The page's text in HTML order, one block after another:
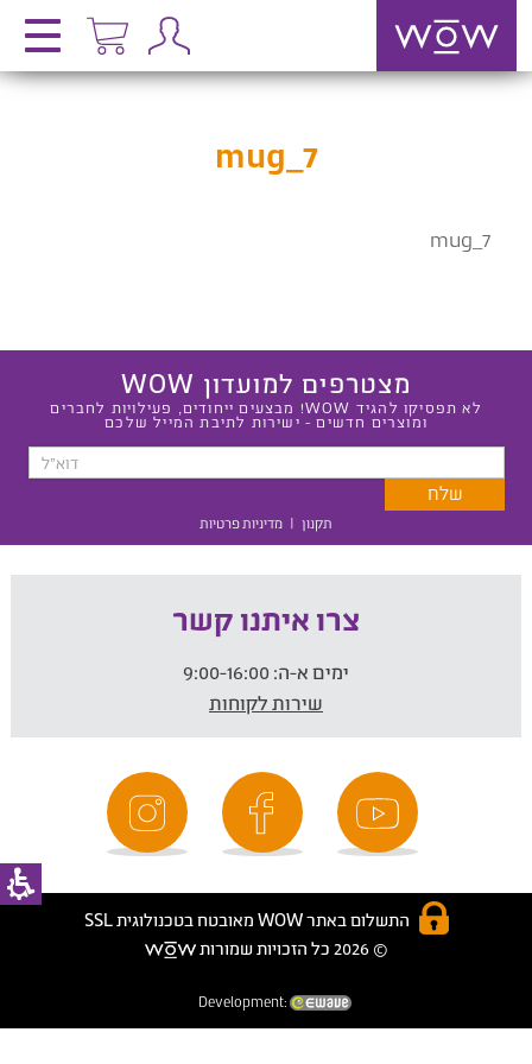
mug_7
mug_7
מצטרפים למועדון WOW
לא תפסיקו להגיד WOW! מבצעים ייחודים, פעילויות לחברים
ומוצרים חדשים - ישירות לתיבת המייל שלכם
תקנון | מדיניות פרטיות
צרו איתנו קשר
ימים א-ה:
שירות לקוחות
התשלום באתר WOW מאובטח בטכנולוגית SSL
© 2026 כל הזכויות שמורות
Development: